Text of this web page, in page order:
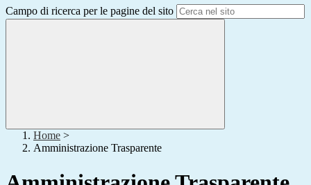
Campo di ricerca per le pagine del sito
Home >
Amministrazione Trasparente